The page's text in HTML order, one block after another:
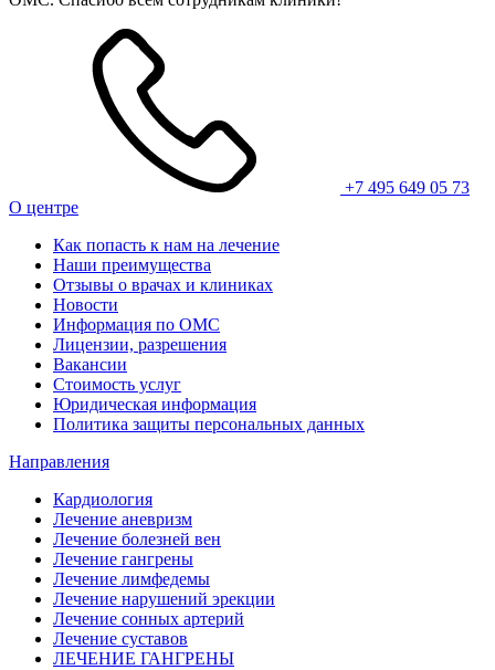
+7 495 649 05 73
О центре
Как попасть к нам на лечение
Наши преимущества
Отзывы о врачах и клиниках
Новости
Информация по ОМС
Лицензии, разрешения
Вакансии
Стоимость услуг
Юридическая информация
Политика защиты персональных данных
Направления
Кардиология
Лечение аневризм
Лечение болезней вен
Лечение гангрены
Лечение лимфедемы
Лечение нарушений эрекции
Лечение сонных артерий
Лечение суставов
ЛЕЧЕНИЕ ГАНГРЕНЫ